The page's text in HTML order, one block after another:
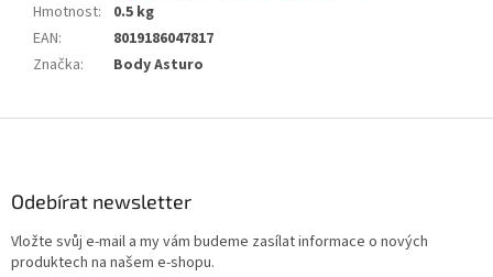
Hmotnost:
0.5 kg
EAN:
8019186047817
Značka: Body Asturo
Odebírat newsletter
Vložte svůj e-mail a my vám budeme zasílat informace o nových
produktech na našem e-shopu.